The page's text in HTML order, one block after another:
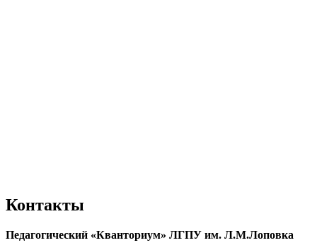
Контакты
Педагогический «Кванториум» ЛГПУ им. Л.М.Лоповка